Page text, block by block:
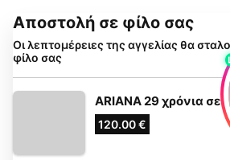
Αποστολή σε φίλο σας
Οι λεπτομέρειες της αγγελίας θα
φίλο σας
ARIANA 29 χρόνια σε
120.00 €